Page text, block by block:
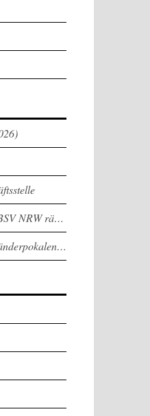
Was für ein Pfingstwochenende! Der BSV NRW räumt bei den Länderpokalen ab
NRW-Auswahlteams siegen bei den Länderpokalen und dem Deutschlandcup an Pfingsten